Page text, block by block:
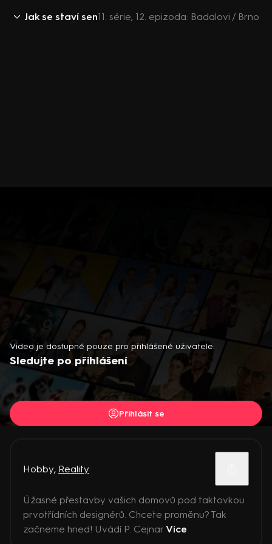
Jak se staví sen11. série, 12. epizoda: Badalovi / Brno
Video je dostupné pouze pro přihlášené uživatele.
Sledujte po přihlášení
Přihlásit se
Hobby, Reality
Úžasné přestavby vašich domovů pod taktovkou
prvotřídních designérů. Chcete proměnu? Tak
začneme hned! Uvádí P. Cejnar Více